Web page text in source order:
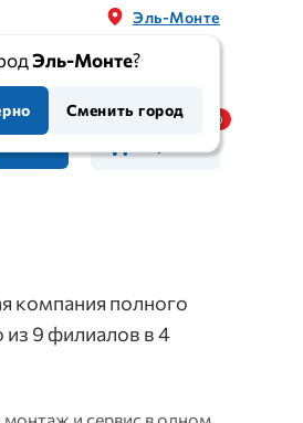
Эль-Монте
Эль-Монте?
Сменить город
компания полного
9 филиалов в 4